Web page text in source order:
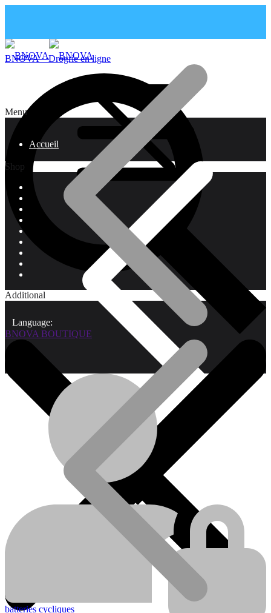
Menu
Accueil
Qui sommes-nous?
Shop
Additional
Language:
BNOVA – Drogrie en ligne
BNOVA BOUTIQUE
batteries cycliques